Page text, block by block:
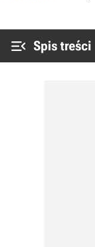
 Spis treści